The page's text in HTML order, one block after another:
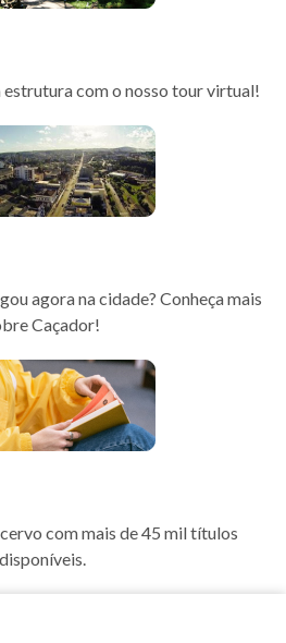
com mais de 45 mil títulos
disponíveis.
agora na cidade? Conheça mais
Caçador!
estrutura com o nosso tour virtual!